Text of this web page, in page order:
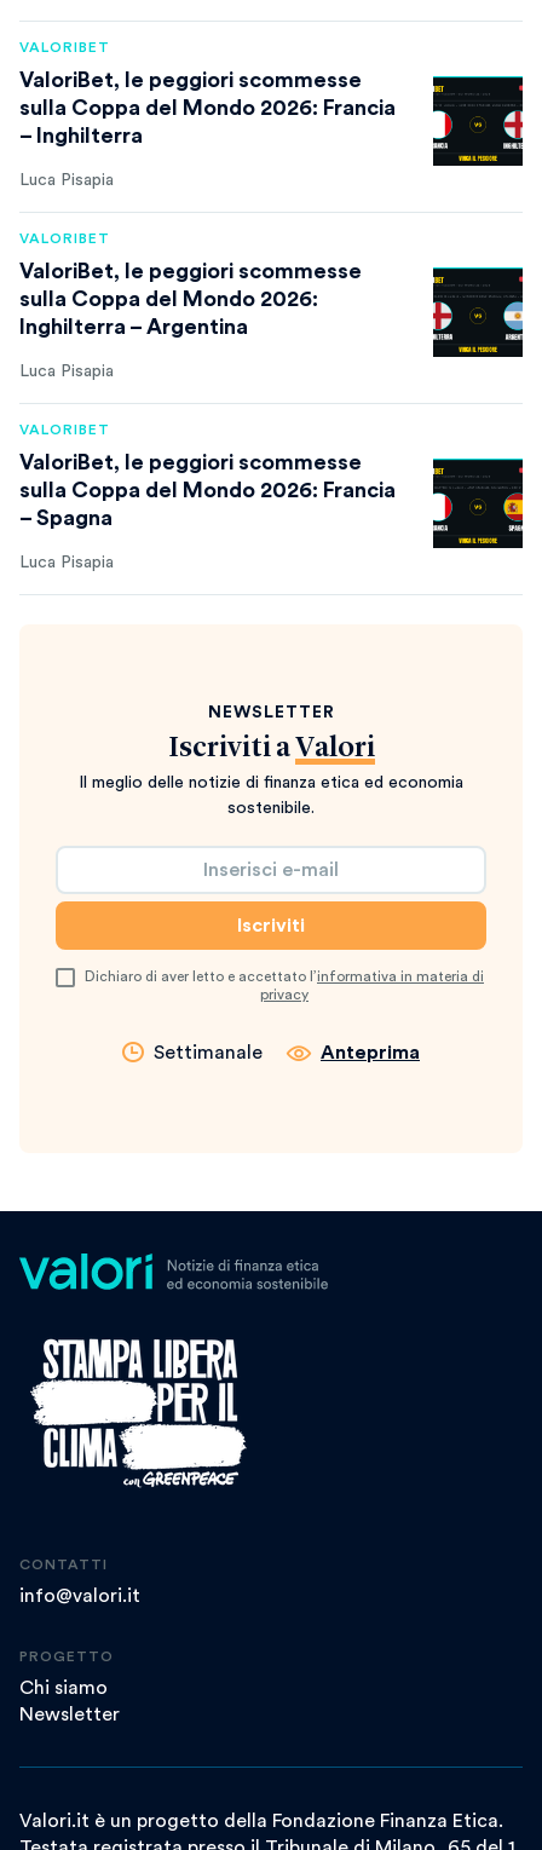
VALORIBET
ValoriBet, le peggiori scommesse
sulla Coppa del Mondo 2026: Francia
– Inghilterra
Luca Pisapia
VALORIBET
ValoriBet, le peggiori scommesse
sulla Coppa del Mondo 2026:
Inghilterra – Argentina
Luca Pisapia
VALORIBET
ValoriBet, le peggiori scommesse
sulla Coppa del Mondo 2026: Francia
– Spagna
Luca Pisapia
NEWSLETTER
Iscriviti a Valori
Il meglio delle notizie di finanza etica ed economia
sostenibile.
Dichiaro di aver letto e accettato l’informativa in materia di
privacy
Settimanale Anteprima
CONTATTI
info@valori.it
PROGETTO
Chi siamo
Newsletter
Valori.it è un progetto della Fondazione Finanza Etica.